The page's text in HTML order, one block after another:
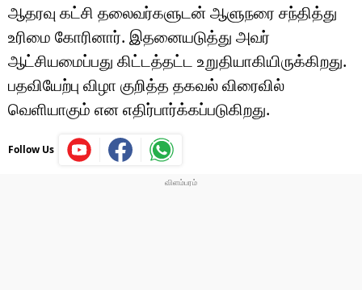
ஆதரவு கட்சி தலைவர்களுடன் ஆளுநரை சந்தித்து
உரிமை கோரினார். இதனையடுத்து அவர்
ஆட்சியமைப்பது கிட்டத்தட்ட உறுதியாகியிருக்கிறது.
பதவியேற்பு விழா குறித்த தகவல் விரைவில்
வெளியாகும் என எதிர்பார்க்கப்படுகிறது.
Follow Us